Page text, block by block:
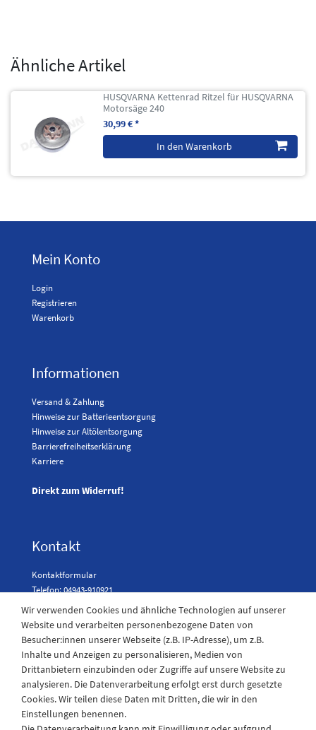
Ähnliche Artikel
HUSQVARNA Kettenrad Ritzel für HUSQVARNA
Motorsäge 240
30,99 € *
In den Warenkorb
Mein Konto
Login
Registrieren
Warenkorb
Informationen
Versand & Zahlung
Hinweise zur Batterieentsorgung
Hinweise zur Altölentsorgung
Barrierefreiheitserklärung
Karriere
Direkt zum Widerruf!
Kontakt
Kontaktformular
Telefon: 04943-910921
Laden Öffnungszeiten
Montag - Freitag
08:30 - 12:30 und 13.00 - 17.30 Uhr
Samstags
08:30 bis 12:30 Uhr
Wir verwenden Cookies und ähnliche Technologien auf unserer
Website und verarbeiten personenbezogene Daten von
Besucher:innen unserer Webseite (z.B. IP-Adresse), um z.B.
Inhalte und Anzeigen zu personalisieren, Medien von
Drittanbietern einzubinden oder Zugriffe auf unsere Website zu
analysieren. Die Datenverarbeitung erfolgt erst durch gesetzte
Cookies. Wir teilen diese Daten mit Dritten, die wir in den
Einstellungen benennen.